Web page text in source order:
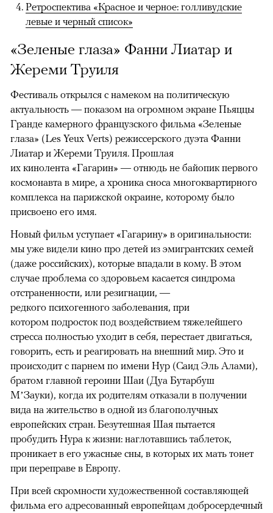
Ретроспектива «Красное и черное: голливудские
левые и черный список»
«Зеленые глаза» Фанни Лиатар и
Жереми Труиля
Фестиваль открылся с намеком на политическую
актуальность — показом на огромном экране Пьяццы
Гранде камерного французского фильма «Зеленые
глаза» (Les Yeux Verts) режиссерского дуэта Фанни
Лиатар и Жереми Труиля. Прошлая
их кинолента «Гагарин» — отнюдь не байопик первого
космонавта в мире, а хроника сноса многоквартирного
комплекса на парижской окраине, которому было
присвоено его имя.
Новый фильм уступает «Гагарину» в оригинальности:
мы уже видели кино про детей из эмигрантских семей
(даже российских), которые впадали в кому. В этом
случае проблема со здоровьем касается синдрома
отстраненности, или резигнации, —
редкого психогенного заболевания, при
котором подросток под воздействием тяжелейшего
стресса полностью уходит в себя, перестает двигаться,
говорить, есть и реагировать на внешний мир. Это и
происходит с парнем по имени Нур (Саид Эль Алами),
братом главной героини Шаи (Дуа Бутарбуш
М’Зауки), когда их родителям отказали в получении
вида на жительство в одной из благополучных
европейских стран. Безутешная Шая пытается
пробудить Нура к жизни: наглотавшись таблеток,
проникает в его ужасные сны, в которых их мать тонет
при переправе в Европу.
При всей скромности художественной составляющей
фильма его адресованный европейцам добросердечный